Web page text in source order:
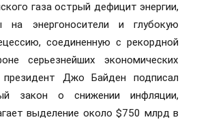
газа острый дефицит энергии,
на энергоносители и глубокую
соединенную с рекордной
серьезнейших экономических
Джо Байден подписал
закон о снижении инфляции,
выделение около $750 млрд в